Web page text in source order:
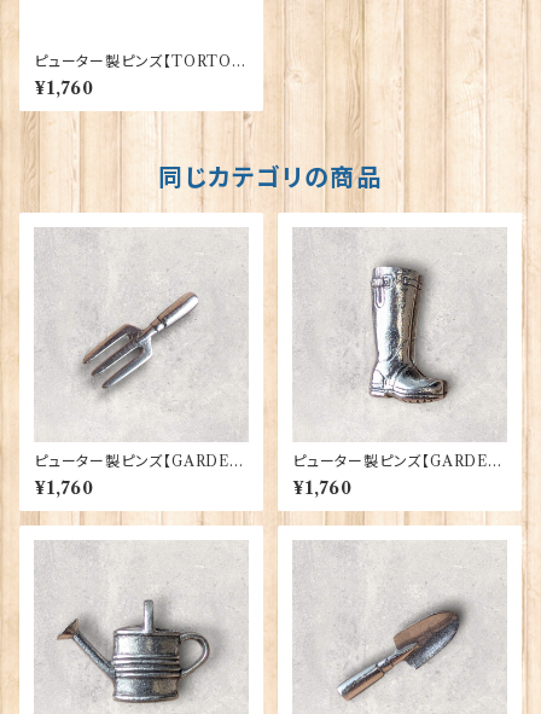
ピューター製ピンズ【TORTOIS
E】David Hinwood 90166-L
P1355
¥1,760
同じカテゴリの商品
ピューター製ピンズ【GARDEN
ERS FORK】Cadogan 90166
-XWTP167
¥1,760
ピューター製ピンズ【GARDEN
BOOT】Cadogan 90166-X
WTP166
¥1,760